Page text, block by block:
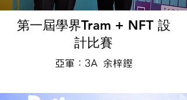
第一屆學界Tram + NFT 設
計比賽
亞軍：3A 余梓鏗